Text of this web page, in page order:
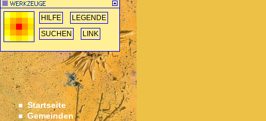
HILFE
LEGENDE
SUCHEN
LINK
■ Startseite
■ Gemeinden